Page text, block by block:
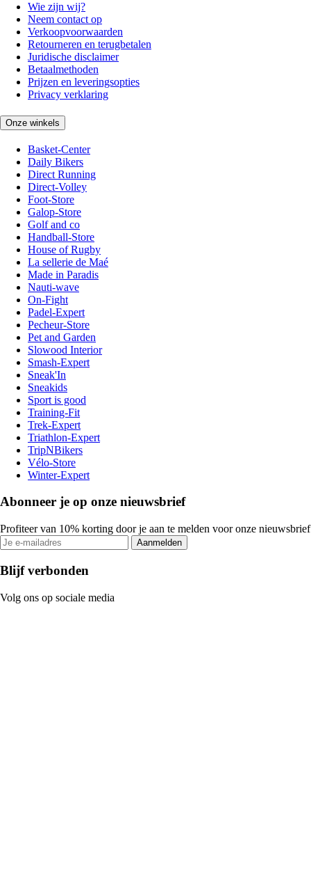
Wie zijn wij?
Neem contact op
Verkoopvoorwaarden
Retourneren en terugbetalen
Juridische disclaimer
Betaalmethoden
Prijzen en leveringsopties
Privacy verklaring
Onze winkels
Basket-Center
Daily Bikers
Direct Running
Direct-Volley
Foot-Store
Galop-Store
Golf and co
Handball-Store
House of Rugby
La sellerie de Maé
Made in Paradis
Nauti-wave
On-Fight
Padel-Expert
Pecheur-Store
Pet and Garden
Slowood Interior
Smash-Expert
Sneak'In
Sneakids
Sport is good
Training-Fit
Trek-Expert
Triathlon-Expert
TripNBikers
Vélo-Store
Winter-Expert
Abonneer je op onze nieuwsbrief
Profiteer van 10% korting door je aan te melden voor onze nieuwsbrief
Aanmelden
Blijf verbonden
Volg ons op sociale media